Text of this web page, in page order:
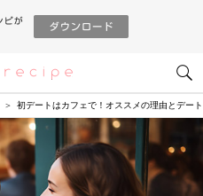
恋愛レシピ
初デートはカフェで！オススメの理由とデー